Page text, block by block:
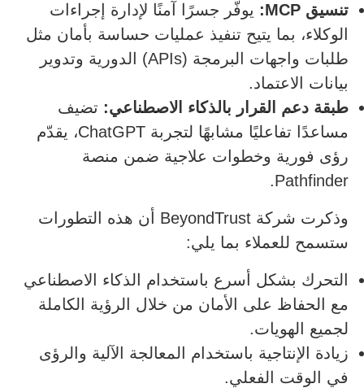
تنسيقMCP
: يوفّر جسرًا آمنًا لإدارة إجراءات
الوكلاء، بما يتيح تنفيذ عمليات حساسة بأمان مثل
طلبات واجهات البرمجة (APIs) الدورية وتدوير
بيانات الاعتماد.
طبقة دعم القرار بالذكاء الاصطناعي: تضيف
مساعدًا تفاعليًا مشابهًا لتجربة ChatGPT، يقدّم
رؤى فورية وخطوات علاجية ضمن منصة
Pathfinder.
وذكرت شركة BeyondTrust أن هذه التطورات
ستسمح للعملاء بما يلي:
التحرك بشكل أسرع باستخدام الذكاء الاصطناعي
مع الحفاظ على الأمان من خلال الرؤية الكاملة
لجميع الهويات.
زيادة الإنتاجية باستخدام المعالجة الآلية والرؤى
في الوقت الفعلي.